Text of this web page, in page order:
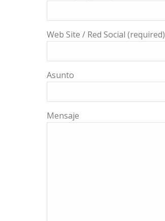
Web Site / Red Social (required)
Asunto
Mensaje